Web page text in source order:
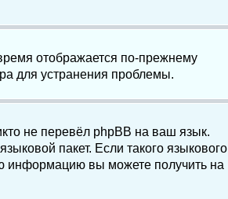
отображается по-прежнему
для устранения проблемы.
не перевёл phpBB на ваш язык.
пакет. Если такого языкового
информацию вы можете получить на